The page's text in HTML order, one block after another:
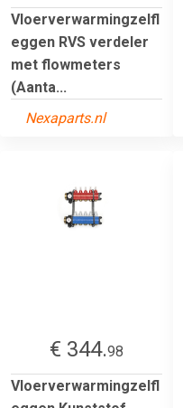
Vloerverwarmingzelfl
eggen RVS verdeler
met flowmeters
(Aanta...
Nexaparts.nl
€ 344.98
Vloerverwarmingzelfl